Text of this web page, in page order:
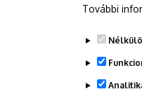
További